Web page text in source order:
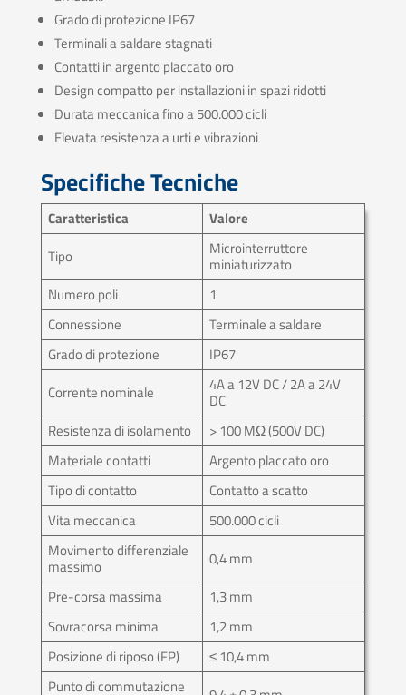
Grado di protezione IP67
Terminali a saldare stagnati
Contatti in argento placcato oro
Design compatto per installazioni in spazi ridotti
Durata meccanica fino a 500.000 cicli
Elevata resistenza a urti e vibrazioni
Specifiche Tecniche
Caratteristica
Valore
Tipo
Microinterruttore
miniaturizzato
Numero poli
1
Connessione
Terminale a saldare
Grado di protezione
IP67
Corrente nominale
4A a 12V DC / 2A a 24V
DC
Resistenza di isolamento
> 100 MΩ (500V DC)
Materiale contatti
Argento placcato oro
Tipo di contatto
Contatto a scatto
Vita meccanica
500.000 cicli
Movimento differenziale
massimo
0,4 mm
Pre-corsa massima
1,3 mm
Sovracorsa minima
1,2 mm
Posizione di riposo (FP)
≤ 10,4 mm
Punto di commutazione